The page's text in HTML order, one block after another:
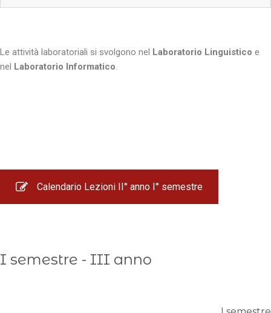
Le attività laboratoriali si svolgono nel Laboratorio Linguistico e
nel
Laboratorio Informatico.
Calendario Lezioni II° anno I° semestre
I semestre - III anno